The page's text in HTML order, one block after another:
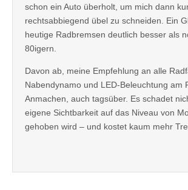
schon ein Auto überholt, um mich dann
rechtsabbiegend übel zu schneiden. Ein
heutige Radbremsen deutlich besser als
80igern.
Davon ab, meine Empfehlung an alle
Nabendynamo und LED-Beleuchtung am
Anmachen, auch tagsüber. Es schadet
eigene Sichtbarkeit auf das Niveau von
gehoben wird – und kostet kaum mehr